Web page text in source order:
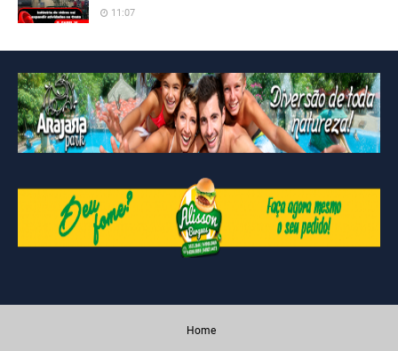
11:07
Home